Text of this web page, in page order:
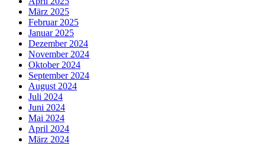
März 2025
Februar 2025
Januar 2025
Dezember 2024
November 2024
Oktober 2024
September 2024
August 2024
Juli 2024
Juni 2024
Mai 2024
April 2024
März 2024